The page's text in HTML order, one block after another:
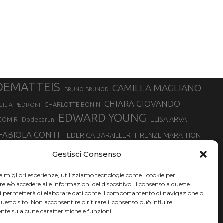
Gestisci Consenso
migliori esperienze, utilizziamo tecnologie come i cookie per
e/o accedere alle informazioni del dispositivo. Il consenso a queste
permetterà di elaborare dati come il comportamento di navigazione o
sito. Non acconsentire o ritirare il consenso può influire
su alcune caratteristiche e funzioni.
BRUNO BRUNOD CAMILLA MAGLIANO
PEDRONI CHARLOTTE BONIN CHIARA GIOVANDO
Dodecarun EDWARD YOUNG ELISA ARVAT
FABIOLA CONTI FEDERICA BARAILLER FIRENZE MARATHON
GIOVANNA EPIS GIULIANO CAVALLO
DI TORINO MARATONINA MARCELLA BELLETTI MARCO OLMO
MONVISO VERTICAL RACE NADIA BATTOCLETTI
BONALDI SILVIA RAMPAZZO